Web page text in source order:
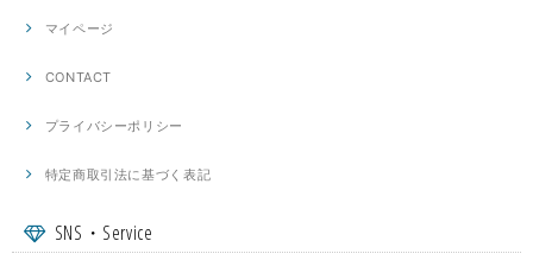
マイページ
CONTACT
プライバシーポリシー
特定商取引法に基づく表記
SNS・Service